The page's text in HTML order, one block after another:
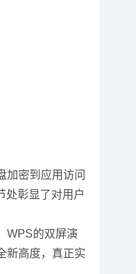
密到应用访问
处彰显了对用户
WPS的双屏演
新高度，真正实